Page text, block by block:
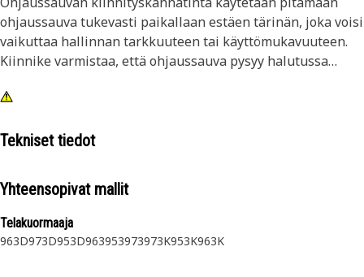
ohjaussauva tukevasti paikallaan estäen tärinän, joka voisi
vaikuttaa hallinnan tarkkuuteen tai käyttömukavuuteen.
Kiinnike varmistaa, että ohjaussauva pysyy halutussa
• Helppo asennus ja säätö ohjausjärjestelmän huollon
• Tarjoaa tukevan kiinnityksen haluttuun
tukirakenteeseen
Käyttökohteet:
Tekniset tiedot
Yhteensopivat mallit
Telakuormaaja
963D973D953D963953973973K953K963K